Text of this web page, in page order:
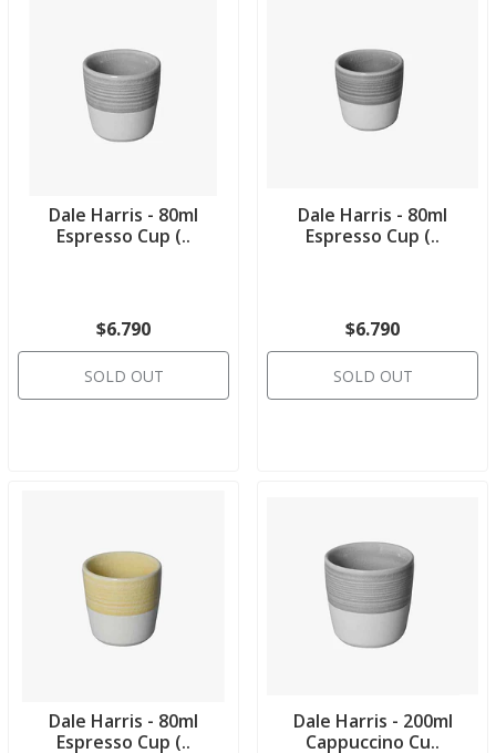
Dale Harris - 80ml
Espresso Cup (..
$6.790
SOLD OUT
Dale Harris - 80ml
Espresso Cup (..
$6.790
SOLD OUT
Dale Harris - 80ml
Espresso Cup (..
Dale Harris - 200ml
Cappuccino Cu..